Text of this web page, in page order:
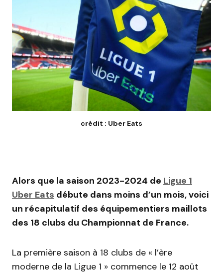
crédit : Uber Eats
Alors que la saison 2023-2024 de Ligue 1
Uber Eats débute dans moins d’un mois, voici
un récapitulatif des équipementiers maillots
des 18 clubs du Championnat de France.
La première saison à 18 clubs de « l’ère
moderne de la Ligue 1 » commence le 12 août